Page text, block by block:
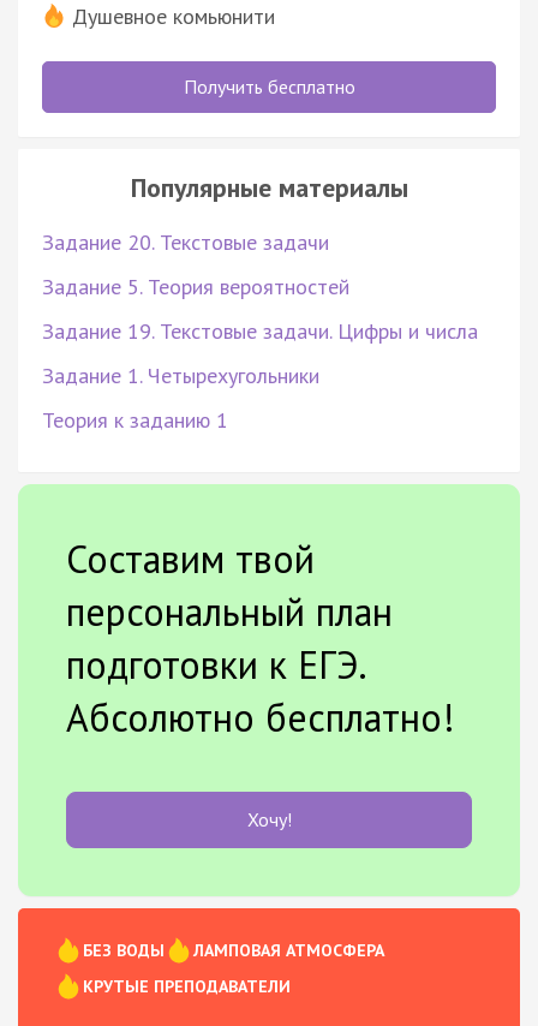
Душевное комьюнити
Получить бесплатно
Популярные материалы
Задание 20. Текстовые задачи
Задание 5. Теория вероятностей
Задание 19. Текстовые задачи. Цифры и числа
Задание 1. Четырехугольники
Теория к заданию 1
Составим твой
персональный план
подготовки к ЕГЭ.
Абсолютно бесплатно!
Хочу!
БЕЗ ВОДЫ
ЛАМПОВАЯ АТМОСФЕРА
КРУТЫЕ ПРЕПОДАВАТЕЛИ